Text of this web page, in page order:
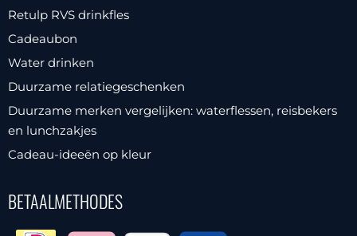
Retulp RVS drinkfles
Cadeaubon
Water drinken
Duurzame relatiegeschenken
Duurzame merken vergelijken: waterflessen, reisbekers
en lunchzakjes
Cadeau-ideeën op kleur
BETAALMETHODES